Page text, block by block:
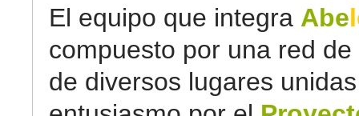
El equipo que integra Abe
compuesto por una red
de diversos lugares